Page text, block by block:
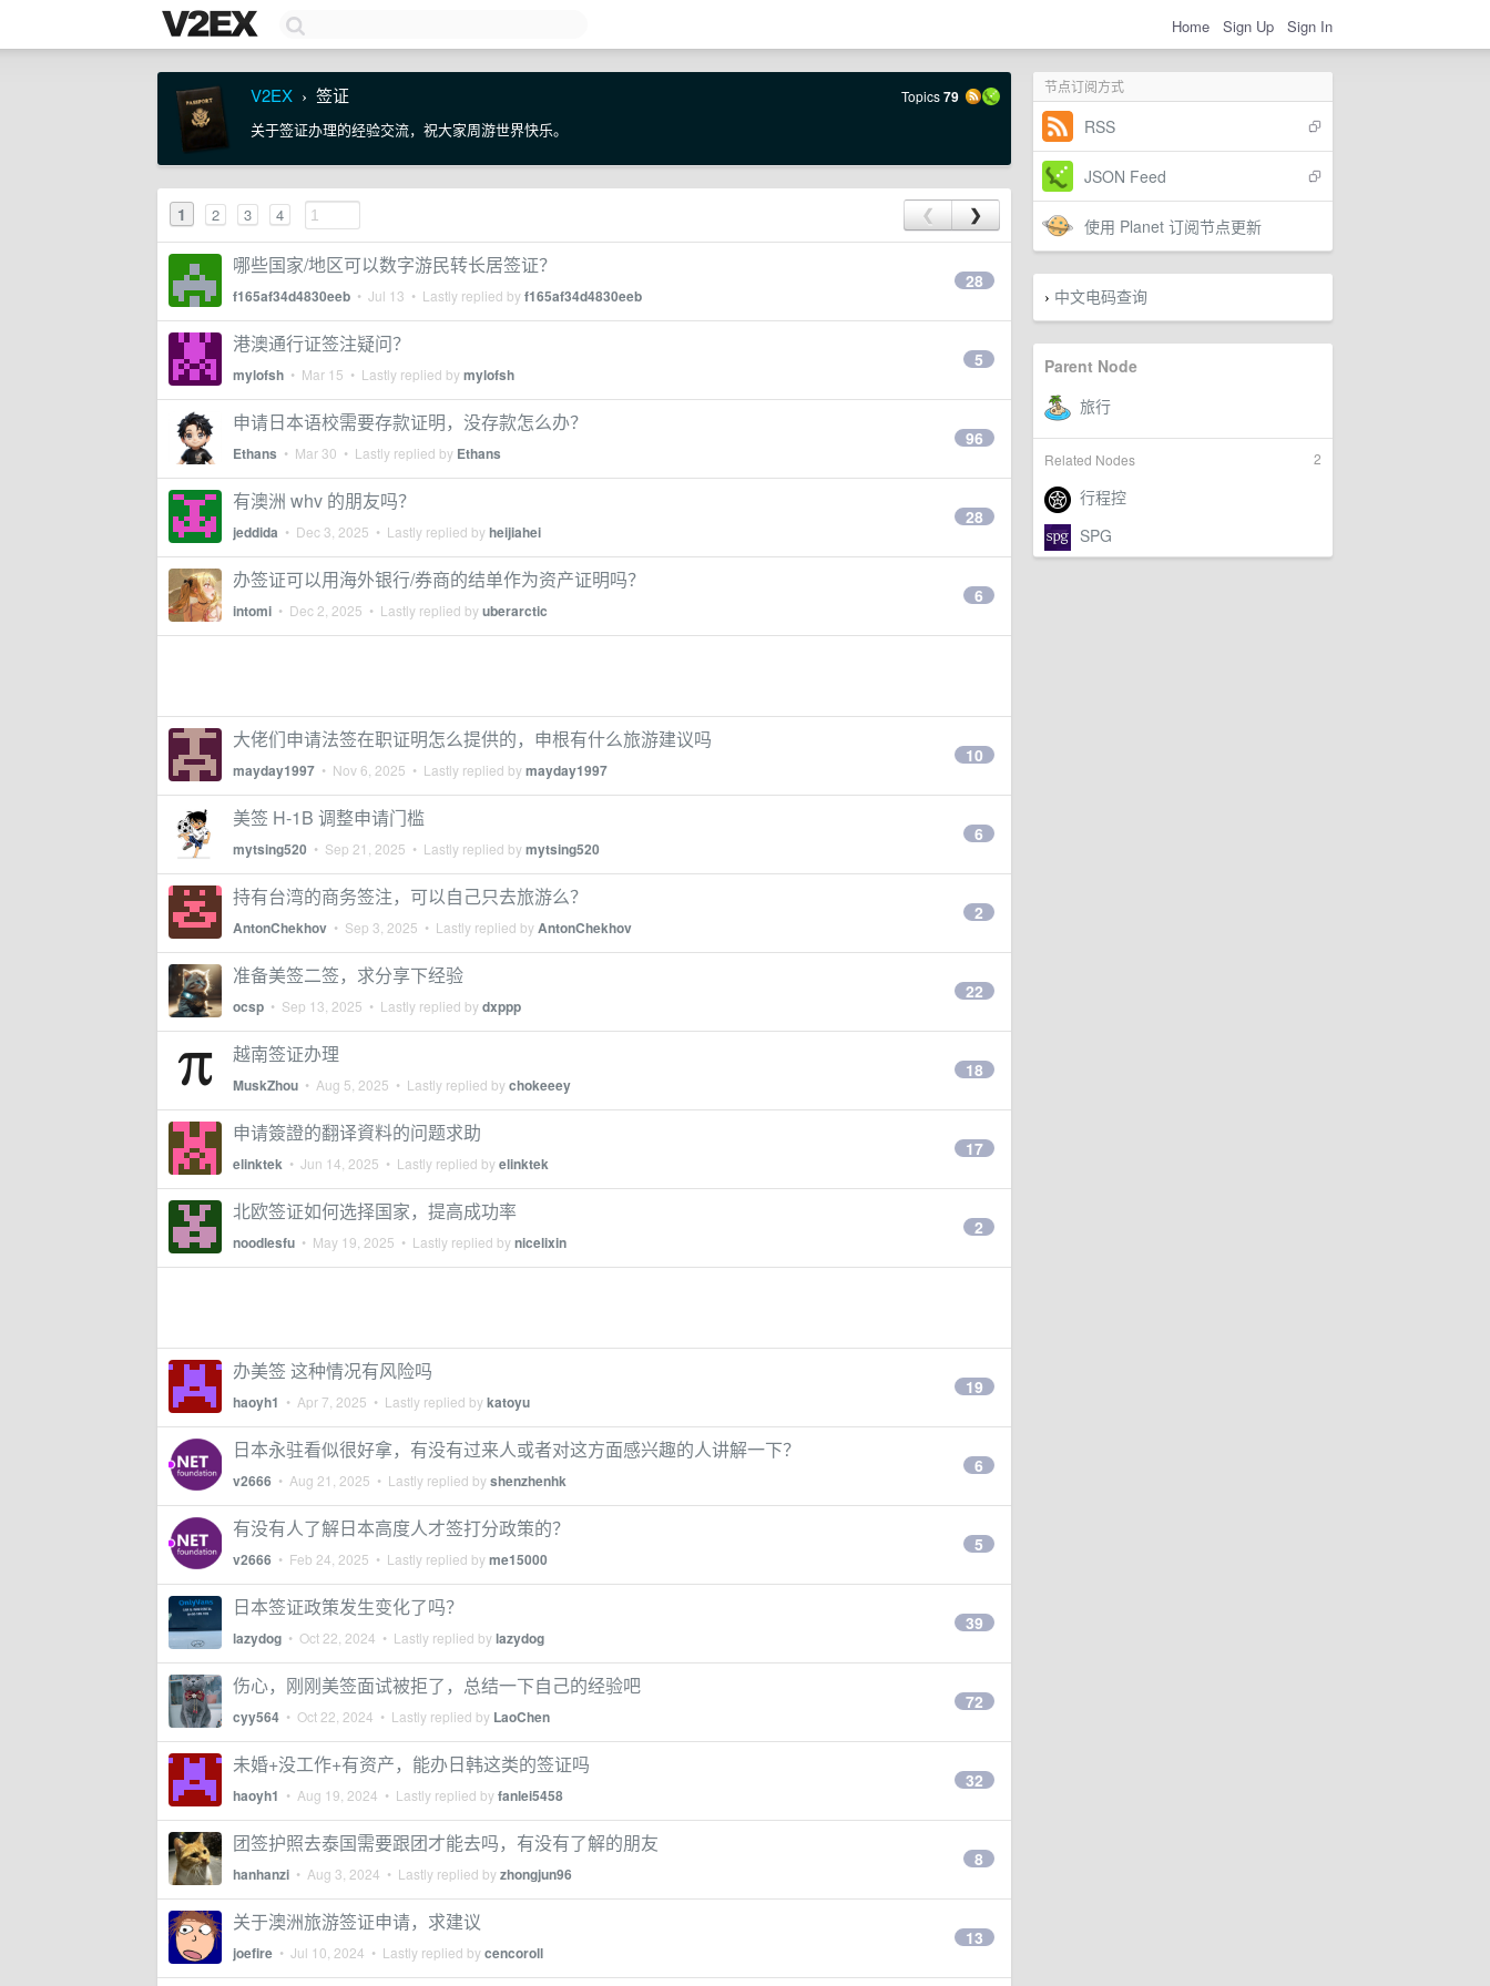
Home Sign Up Sign In
节点订阅方式
RSS
JSON Feed
使用 Planet 订阅节点更新
› 中文电码查询
Parent Node
2
Related Nodes
V2EX › 签证 Topics79
关于签证办理的经验交流，祝大家周游世界快乐。
1 2 3 4 ❮ ❯
哪些国家/地区可以数字游民转长居签证？
f165af34d4830eeb • Jul 13 • Lastly replied byf165af34d4830eeb
28
港澳通行证签注疑问？
mylofsh • Mar 15 • Lastly replied bymylofsh
5
申请日本语校需要存款证明，没存款怎么办？
Ethans • Mar 30 • Lastly replied by Ethans
96
有澳洲 whv 的朋友吗？
jeddida • Dec 3, 2025 • Lastly replied byheijiahei
28
办签证可以用海外银行/券商的结单作为资产证明吗？
intomi • Dec 2, 2025 • Lastly replied byuberarctic
6
大佬们申请法签在职证明怎么提供的，申根有什么旅游建议吗
mayday1997 • Nov 6, 2025 • Lastly replied bymayday1997
10
美签 H-1B 调整申请门槛
mytsing520 • Sep 21, 2025 • Lastly replied bymytsing520
6
持有台湾的商务签注，可以自己只去旅游么？
AntonChekhov • Sep 3, 2025 • Lastly replied byAntonChekhov
2
准备美签二签，求分享下经验
ocsp • Sep 13, 2025 • Lastly replied bydxppp
22
越南签证办理
MuskZhou • Aug 5, 2025 • Lastly replied bychokeeey
18
申请簽證的翻译資料的问题求助
elinktek • Jun 14, 2025 • Lastly replied byelinktek
17
北欧签证如何选择国家，提高成功率
noodlesfu • May 19, 2025 • Lastly replied bynicelixin
2
办美签 这种情况有风险吗
haoyh1 • Apr 7, 2025 • Lastly replied bykatoyu
19
日本永驻看似很好拿，有没有过来人或者对这方面感兴趣的人讲解一下？
v2666 • Aug 21, 2025 • Lastly replied byshenzhenhk
6
有没有人了解日本高度人才签打分政策的？
v2666 • Feb 24, 2025 • Lastly replied byme15000
5
日本签证政策发生变化了吗？
lazydog • Oct 22, 2024 • Lastly replied bylazydog
39
伤心，刚刚美签面试被拒了，总结一下自己的经验吧
cyy564 • Oct 22, 2024 • Lastly replied by LaoChen
72
未婚+没工作+有资产，能办日韩这类的签证吗
haoyh1 • Aug 19, 2024 • Lastly replied byfanlei5458
32
团签护照去泰国需要跟团才能去吗，有没有了解的朋友
hanhanzi • Aug 3, 2024 • Lastly replied byzhongjun96
8
关于澳洲旅游签证申请，求建议
joefire • Jul 10, 2024 • Lastly replied bycencoroll
13